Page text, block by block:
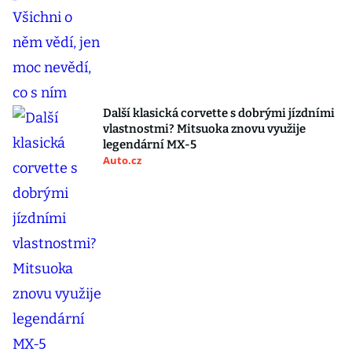
Další klasická corvette s dobrými jízdními
vlastnostmi? Mitsuoka znovu využije
legendární MX-5
Auto.cz